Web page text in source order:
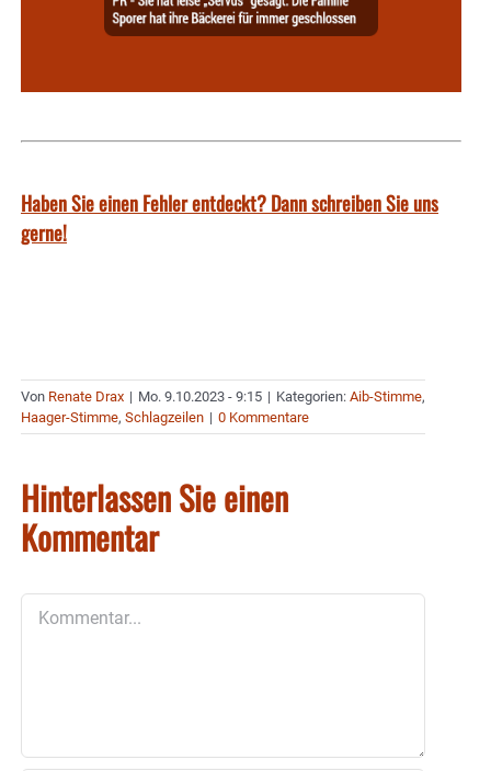
Haben Sie einen Fehler entdeckt? Dann schreiben Sie uns
gerne!
Von Renate Drax | Mo. 9.10.2023 - 9:15 | Kategorien: Aib-Stimme,
Haager-Stimme, Schlagzeilen | 0 Kommentare
Hinterlassen Sie einen
Kommentar